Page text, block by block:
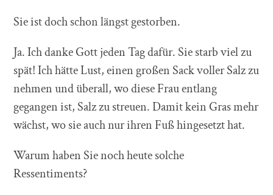
Sie ist doch schon längst gestorben.
Ja. Ich danke Gott jeden Tag dafür. Sie starb viel zu
spät! Ich hätte Lust, einen großen Sack voller Salz zu
nehmen und überall, wo diese Frau entlang
gegangen ist, Salz zu streuen. Damit kein Gras mehr
wächst, wo sie auch nur ihren Fuß hingesetzt hat.
Warum haben Sie noch heute solche
Ressentiments?